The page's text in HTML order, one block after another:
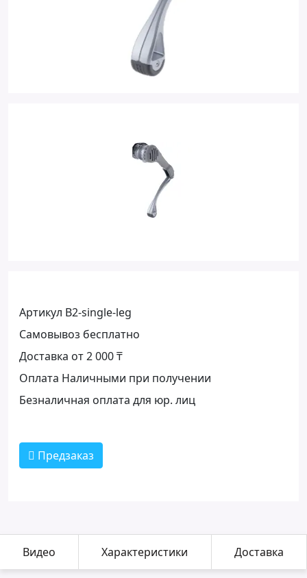
Артикул B2-single-leg
Самовывоз бесплатно
Доставка от 2 000 ₸
Оплата Наличными при получении
Безналичная оплата для юр. лиц
Предзаказ
Видео Характеристики Доставка